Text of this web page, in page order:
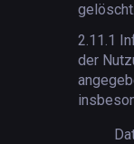
gelöscht.
2.11.1
der